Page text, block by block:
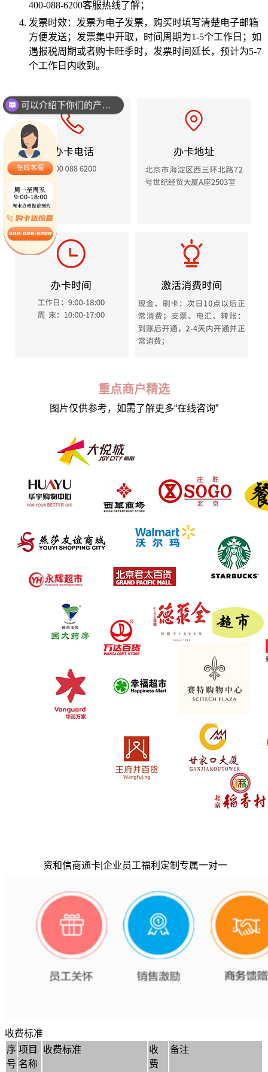
400-088-6200客服热线了解；
发票时效：发票为电子发票，购买时填写清楚电子邮箱
方便发送；发票集中开取，时间周期为1-5个工作日；如
遇报税周期或者购卡旺季时，发票时间延长，预计为5-7
个工作日内收到。
重点商户精选
图片仅供参考，如需了解更多“在线咨询”
资和信商通卡|企业员工福利定制专属一对一
收费标准
序
号
项目
名称
收费标准
收
费
备注
可以介绍下你们的产品么？